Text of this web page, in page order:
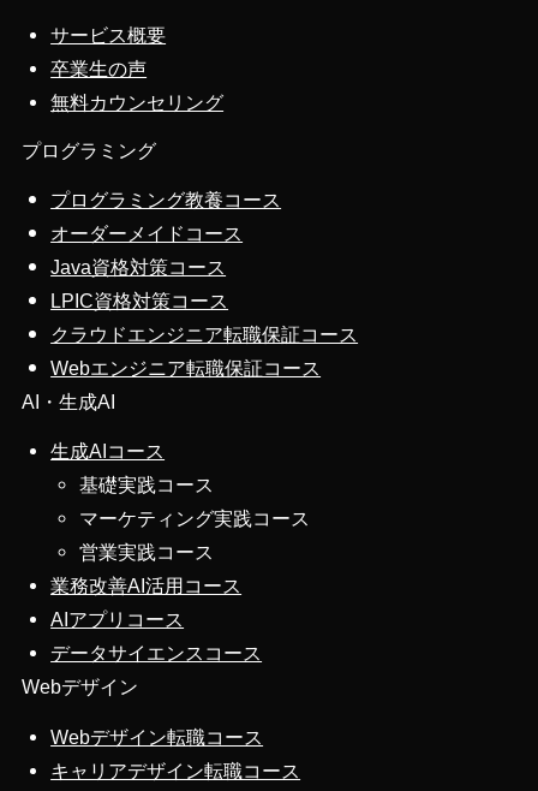
サービス概要
卒業生の声
無料カウンセリング
プログラミング
プログラミング教養コース
オーダーメイドコース
Java資格対策コース
LPIC資格対策コース
クラウドエンジニア転職保証コース
Webエンジニア転職保証コース
AI・生成AI
生成AIコース
基礎実践コース
マーケティング実践コース
営業実践コース
業務改善AI活用コース
AIアプリコース
データサイエンスコース
Webデザイン
Webデザイン転職コース
キャリアデザイン転職コース